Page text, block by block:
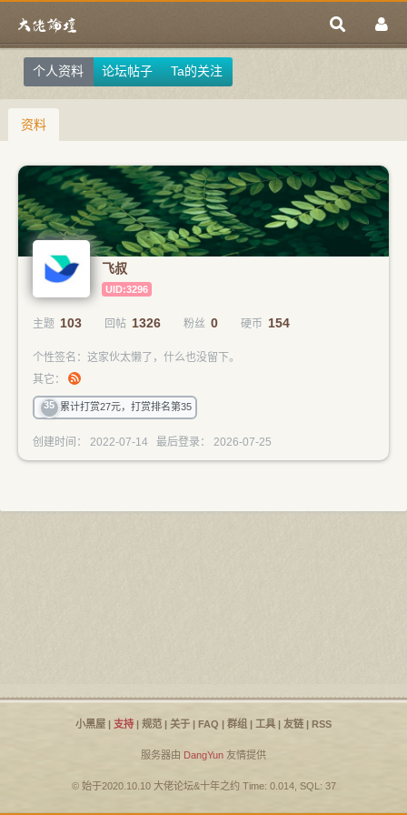
个人资料 论坛帖子 Ta的关注
资料
飞叔
UID:3296
主题 103 回帖 1326 粉丝 0 硬币 154
个性签名：这家伙太懒了，什么也没留下。
其它：
35 累计打赏27元，打赏排名第35
创建时间： 2022-07-14 最后登录： 2026-07-25
小黑屋 | 支持 | 规范 | 关于 | FAQ | 群组 | 工具 | 友链 | RSS
服务器由 DangYun 友情提供
© 始于2020.10.10 大佬论坛&十年之约Time: 0.014, SQL: 37